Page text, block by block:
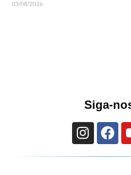
03/08/2026
Siga-